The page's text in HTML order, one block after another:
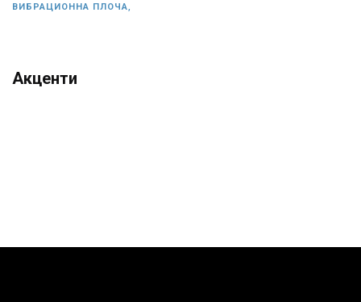
ВИБРАЦИОННА ПЛОЧА,
Акценти